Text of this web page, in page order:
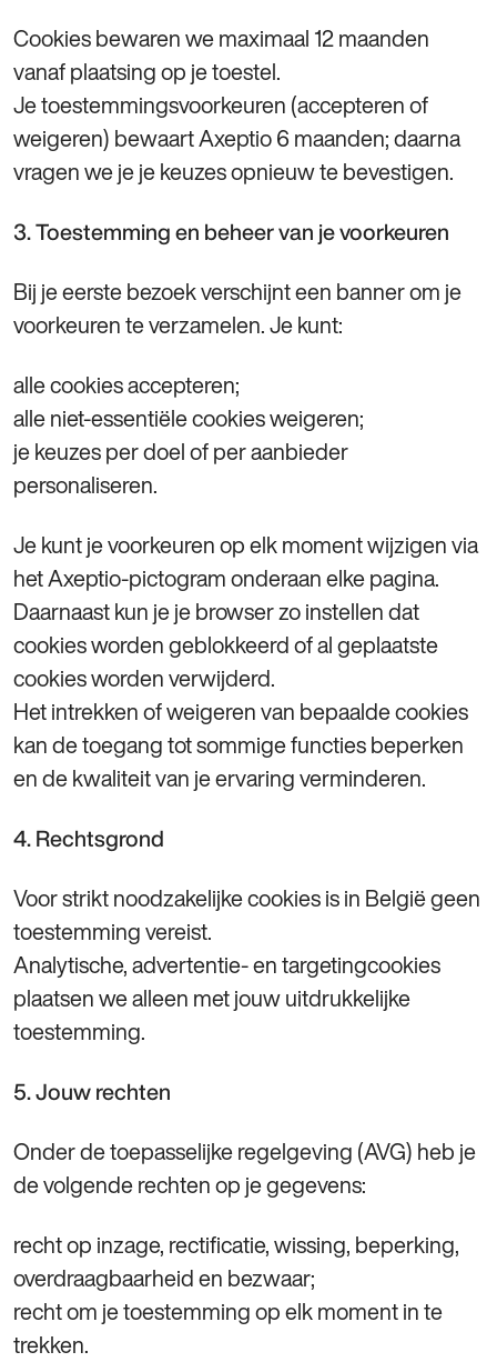
Cookies bewaren we maximaal 12 maanden
vanaf plaatsing op je toestel.
Je toestemmingsvoorkeuren (accepteren of
weigeren) bewaart Axeptio 6 maanden; daarna
vragen we je je keuzes opnieuw te bevestigen.
3. Toestemming en beheer van je voorkeuren
Bij je eerste bezoek verschijnt een banner om je
voorkeuren te verzamelen. Je kunt:
alle cookies accepteren;
alle niet‑essentiële cookies weigeren;
je keuzes per doel of per aanbieder
personaliseren.
Je kunt je voorkeuren op elk moment wijzigen via
het Axeptio‑pictogram onderaan elke pagina.
Daarnaast kun je je browser zo instellen dat
cookies worden geblokkeerd of al geplaatste
cookies worden verwijderd.
Het intrekken of weigeren van bepaalde cookies
kan de toegang tot sommige functies beperken
en de kwaliteit van je ervaring verminderen.
4. Rechtsgrond
Voor strikt noodzakelijke cookies is in België geen
toestemming vereist.
Analytische, advertentie‑ en targetingcookies
plaatsen we alleen met jouw uitdrukkelijke
toestemming.
5. Jouw rechten
Onder de toepasselijke regelgeving (AVG) heb je
de volgende rechten op je gegevens:
recht op inzage, rectificatie, wissing, beperking,
overdraagbaarheid en bezwaar;
recht om je toestemming op elk moment in te
trekken.